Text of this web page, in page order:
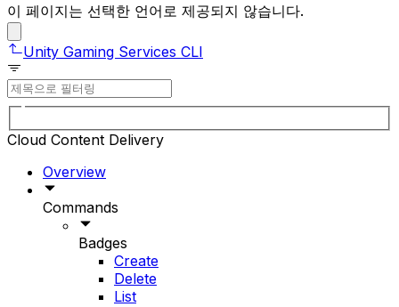
이 페이지는 선택한 언어로 제공되지 않습니다.
Unity Gaming Services CLI
Cloud Content Delivery
Overview
Commands
Badges
Create
Delete
List